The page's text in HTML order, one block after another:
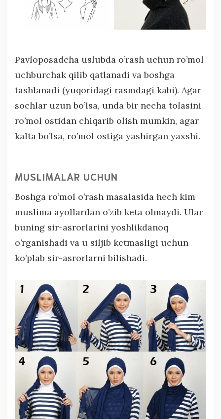
Pavloposadcha uslubda o’rash uchun ro’mol
uchburchak qilib qatlanadi va boshga
tashlanadi (yuqoridagi rasmdagi kabi). Agar
sochlar uzun bo’lsa, unda bir necha tolasini
ro’mol ostidan chiqarib olish mumkin, agar
kalta bo’lsa, ro’mol ostiga yashirgan yaxshi.
MUSLIMALAR UCHUN
Boshga ro’mol o’rash masalasida hech kim
muslima ayollardan o’zib keta olmaydi. Ular
buning sir-asrorlarini yoshlikdanoq
o’rganishadi va u siljib ketmasligi uchun
ko’plab sir-asrorlarni bilishadi.